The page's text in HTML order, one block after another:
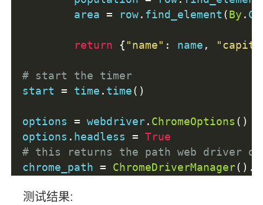
	area
= row. find_element (By .
return { "name" : name ,
# start the timer
start = time . time()
options = webdriver. ChromeOptions ()
options . headless = True
# this returns the path web driver
chrome_path = ChromeDriverManager().
chrome_service
测试结果: